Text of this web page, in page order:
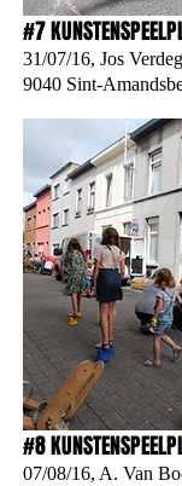
#8
07/08/16, A. Van
#7
31/07/16, Jos
9040 Sint-